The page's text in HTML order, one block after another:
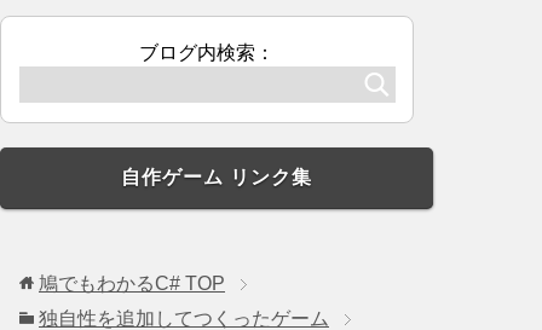
ブログ内検索：
自作ゲーム リンク集
鳩でもわかるC# TOP
独自性を追加してつくったゲーム